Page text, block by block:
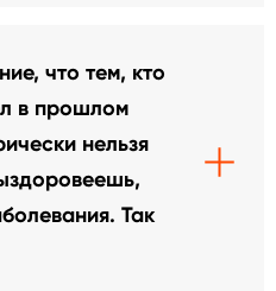
что тем, кто
в прошлом
нельзя
Так